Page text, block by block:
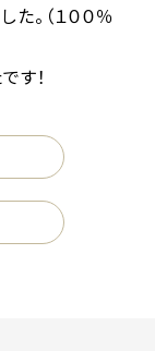
。（１００％
す！